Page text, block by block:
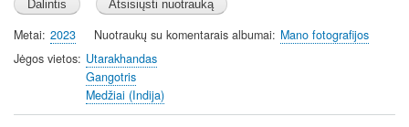
Metai 2023 Nuotraukų su komentarais albumai
Mano fotografijos
Jėgos vietos Utarakhandas
Gangotris
Medžiai (Indija)